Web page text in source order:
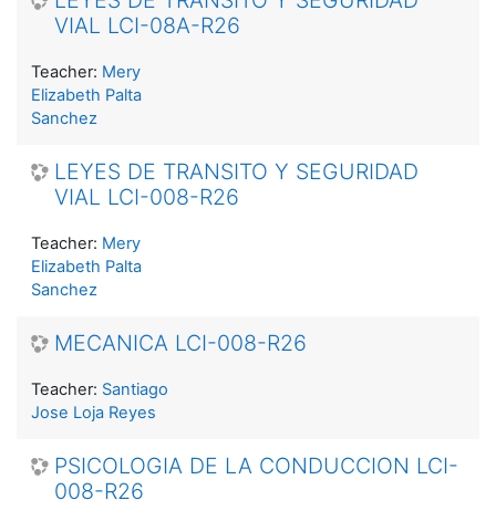
VIAL LCI-08A-R26
Teacher: Mery
Elizabeth Palta
Sanchez
LEYES DE TRANSITO Y SEGURIDAD
VIAL LCI-008-R26
Teacher: Mery
Elizabeth Palta
Sanchez
MECANICA LCI-008-R26
Teacher: Santiago
Jose Loja Reyes
PSICOLOGIA DE LA CONDUCCION LCI-
008-R26